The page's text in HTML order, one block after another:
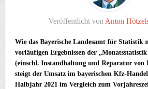
Veröffentlicht von Anton
Wie das Bayerische Landesamt für Statistik
vorläufigen Ergebnissen der
(einschl. Instandhaltung und Reparatur
steigt der Umsatz im bayerischen Kfz-
Halbjahr 2021 im Vergleich zum